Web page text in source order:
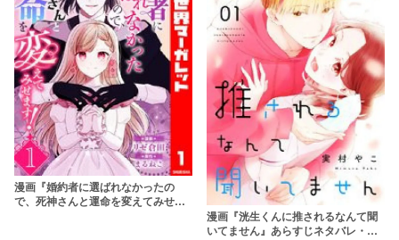
漫画『婚約者に選ばれなかったの
で、死神さんと運命を変えてみせま
漫画『洸生くんに推されるなんて聞
いてません』あらすじネタバレ・無